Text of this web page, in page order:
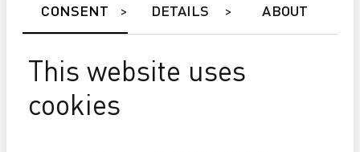
CONSENT DETAILS ABOUT
This website uses
cookies